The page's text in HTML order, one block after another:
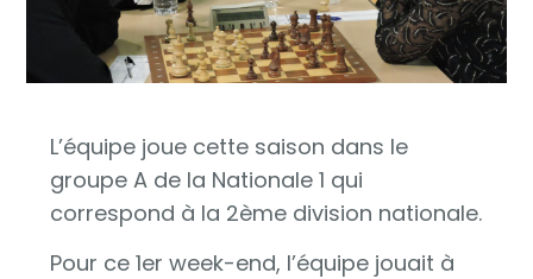
L’équipe joue cette saison dans le
groupe A de la Nationale 1 qui
correspond à la 2ème division nationale.
Pour ce 1er week-end, l’équipe jouait à